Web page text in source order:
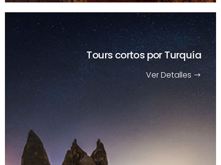
Tours cortos por Turquía
Ver Detalles